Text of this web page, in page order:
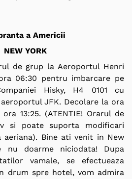
a Americii
YORK
de grup la Aeroportul Henri
06:30 pentru imbarcare pe
Hisky, H4 0101 cu
JFK. Decolare la ora
13:25. (ATENTIE! Orarul de
si poate suporta modificari
aeriana). Bine ati venit in New
nu doarme niciodata! Dupa
vamale, se efectueaza
drum spre hotel, vom admira